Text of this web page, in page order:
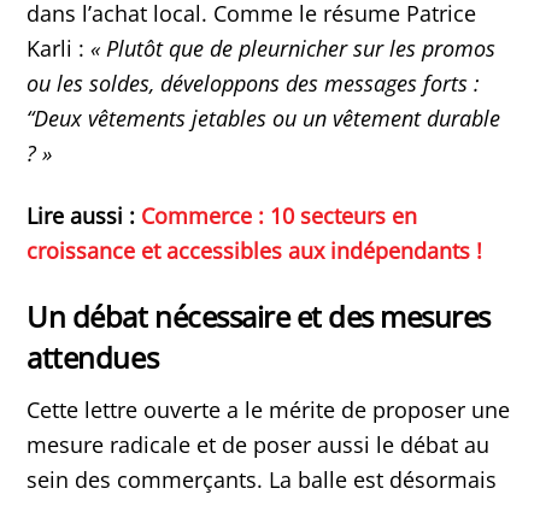
dans l’achat local. Comme le résume Patrice
Karli :« Plutôt que de pleurnicher sur les promos
ou les soldes, développons des messages forts :
“Deux vêtements jetables ou un vêtement durable
? »
Lire aussi : Commerce : 10 secteurs en
croissance et accessibles aux indépendants !
Un débat nécessaire et des mesures
attendues
Cette lettre ouverte a le mérite de proposer une
mesure radicale et de poser aussi le débat au
sein des commerçants. La balle est désormais